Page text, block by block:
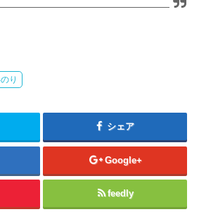
り
シェア
Google+
feedly